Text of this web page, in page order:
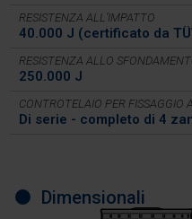
RESISTENZA ALL’IMPATTO
40.000 J (certificato da
RESISTENZA ALLO
250.000 J
CONTROTELAIO PER FISSAGGIO
Di serie - completo di 4
Dimensionali